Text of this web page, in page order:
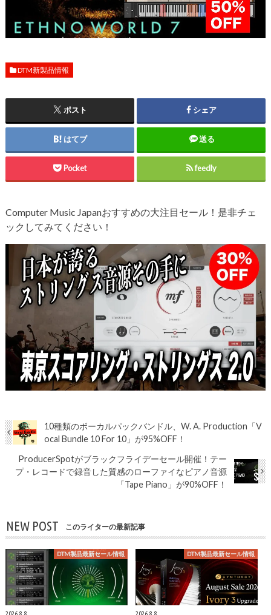
DTM新製品情報
ポスト シェア
はてブ 送る
Pocket feedly
Computer Music Japanおすすめの大注目セール！是非チェ
ックしてみてください！
10種類のボーカルパックバンドル、W. A. Production「V
ocal Bundle 10 For 10」が95%OFF！
ProducerSpotがブラックフライデーセール開催！テー
プ・レコードで録音した質感のローファイなピアノ音源
「Tape Piano」が90%OFF！
NEW POST このライターの最新記事
DTM製品最新セール情報 DTM製品最新セール情報